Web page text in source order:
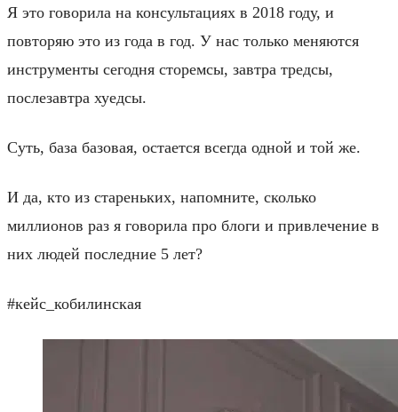
Я это говорила на консультациях в 2018 году, и
повторяю это из года в год. У нас только меняются
инструменты сегодня сторемсы, завтра тредсы,
послезавтра хуедсы.
Суть, база базовая, остается всегда одной и той же.
И да, кто из стареньких, напомните, сколько
миллионов раз я говорила про блоги и привлечение в
них людей последние 5 лет?
#кейс_кобилинская